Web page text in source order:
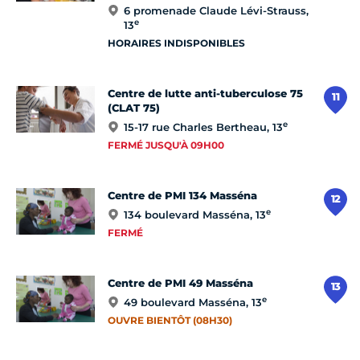
6 promenade Claude Lévi-Strauss,
13e
HORAIRES INDISPONIBLES
11
Centre de lutte anti-tuberculose 75
(CLAT 75)
15-17 rue Charles Bertheau, 13e
FERMÉ JUSQU'À 09H00
12
Centre de PMI 134 Masséna
134 boulevard Masséna, 13e
FERMÉ
13
Centre de PMI 49 Masséna
49 boulevard Masséna, 13e
OUVRE BIENTÔT (08H30)